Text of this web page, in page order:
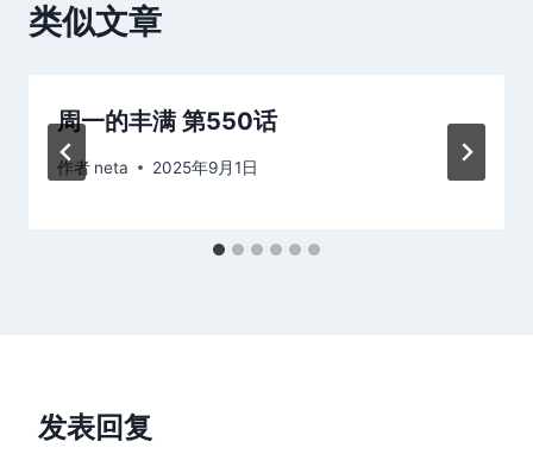
类似文章
周一的丰满 第550话
作者 neta 2025年9月1日
发表回复